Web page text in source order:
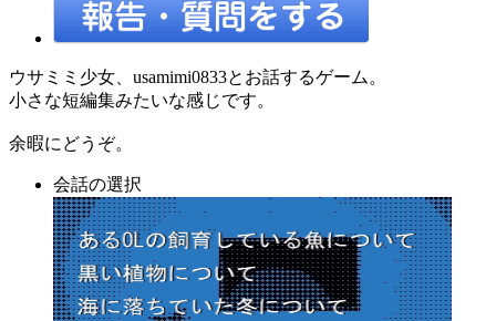
ウサミミ少女、usamimi0833とお話するゲーム。
小さな短編集みたいな感じです。
余暇にどうぞ。
会話の選択